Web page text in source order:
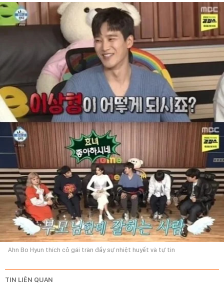
Ahn Bo Hyun thích cô gái tràn đầy sự nhiệt huyết và tự tin
TIN LIÊN QUAN